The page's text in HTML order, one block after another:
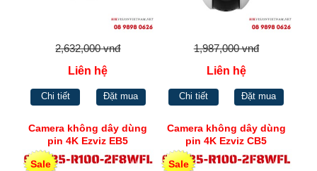
2,632,000 vnđ
Liên hệ
Chi tiết Đặt mua
1,987,000 vnđ
Liên hệ
Chi tiết Đặt mua
Camera không dây dùng
pin 4K Ezviz EB5
Sale
Camera không dây dùng
pin 4K Ezviz CB5
Sale